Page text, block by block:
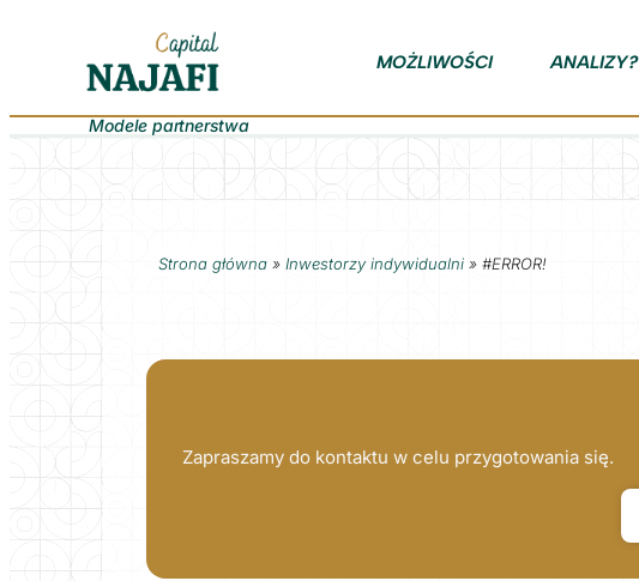
MOŻLIWOŚCI ANALIZY?
Modele partnerstwa
Strona główna »Inwestorzy indywidualni »#ERROR!
Zapraszamy do kontaktu w celu przygotowania się.